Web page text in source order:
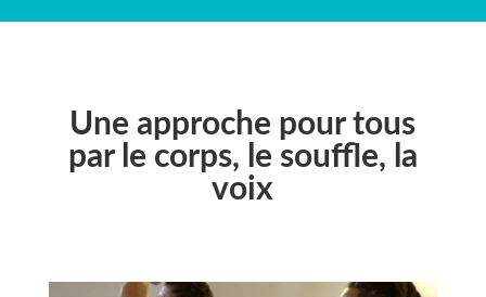
Une approche pour tous
par le corps, le souffle, la
voix